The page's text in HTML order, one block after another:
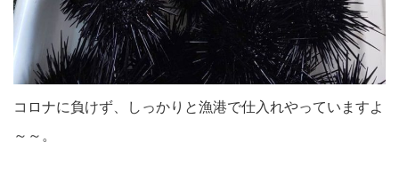
コロナに負けず、しっかりと漁港で仕入れやっていますよ
～～。